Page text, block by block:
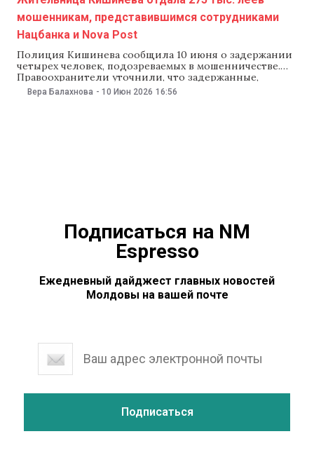
мошенникам, представившимся сотрудниками
Нацбанка и Nova Post
Полиция Кишинева сообщила 10 июня о задержании
четырех человек, подозреваемых в мошенничестве.
Правоохранители уточнили, что задержанные,
представившись сотрудниками Нацбанка Молдовы и
Nova Post, обманули 30-летнюю жительницу
Вера Балахнова - 10 Июн 2026 16:56
Подписаться на NM
Espresso
Ежедневный дайджест главных новостей
Молдовы на вашей почте